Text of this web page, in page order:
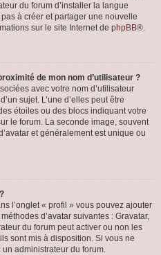
du forum d’installer la langue
à créer et partager une nouvelle
sur le site Internet de phpBB®.
de mon nom d’utilisateur ?
avec votre nom d’utilisateur
sujet. L’une d’elles peut être
étoiles ou des blocs indiquant votre
le forum. La seconde image, souvent
et généralement est unique ou
l’onglet « profil » vous pouvez ajouter
d’avatar suivantes : Gravatar,
du forum peut activer ou non les
sont mis à disposition. Si vous ne
un administrateur du forum.